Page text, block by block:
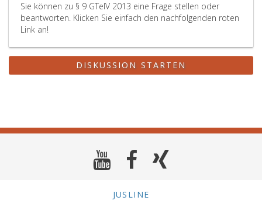
Sie können zu § 9 GTelV 2013 eine Frage stellen oder
beantworten. Klicken Sie einfach den nachfolgenden roten
Link an!
DISKUSSION STARTEN
JUSLINE